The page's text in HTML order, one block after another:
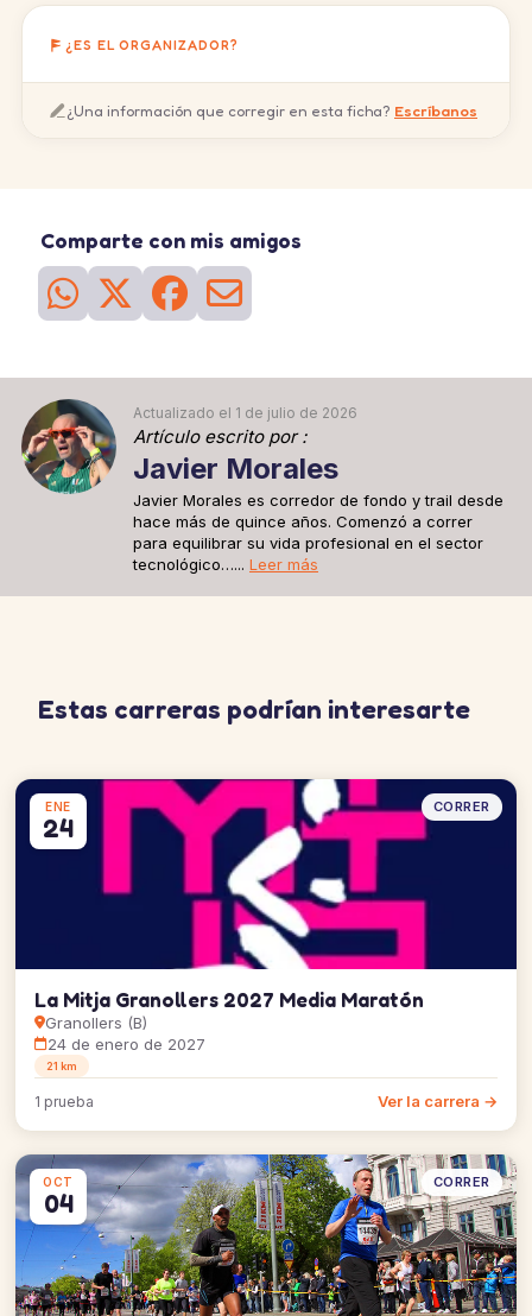
¿ES EL ORGANIZADOR?
¿Una información que corregir en esta ficha? Escríbanos
Comparte con mis amigos
Actualizado el 1 de julio de 2026
Artículo escrito por :
Javier Morales
Javier Morales es corredor de fondo y trail desde
hace más de quince años. Comenzó a correr
para equilibrar su vida profesional en el sector
tecnológico…... Leer más
Estas carreras podrían interesarte
ENE
24
CORRER
La Mitja Granollers 2027 Media Maratón
Granollers (B)
24 de enero de 2027
21 km
1 prueba Ver la carrera →
OCT
04
CORRER